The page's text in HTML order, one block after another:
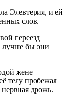
Элевтерия, и ей
слов.
переезд
лучше бы они
жене
телу пробежал
нервная дрожь.